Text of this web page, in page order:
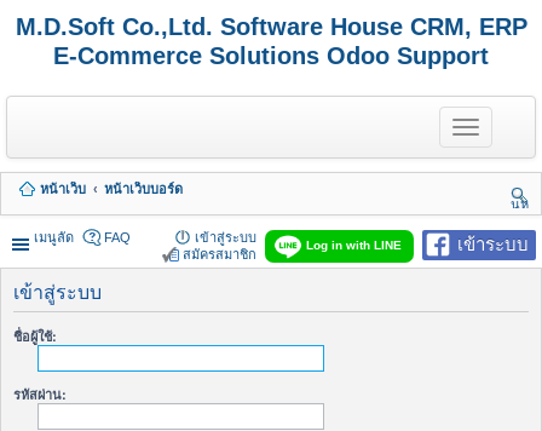
M.D.Soft Co.,Ltd. Software House CRM, ERP
E-Commerce Solutions Odoo Support
T
o
g
e
n
a
v
g
หน้าเว็บ
หน้าเว็บบอร์ด
นห
า
เมนูลัด
เข้าระบบ
Log in with LINE
FAQ
เข้าสู่ระบบ
สมัครสมาชิก
เข้าสู่ระบบ
ชื่อผู้ใช้:
รหัสผ่าน: